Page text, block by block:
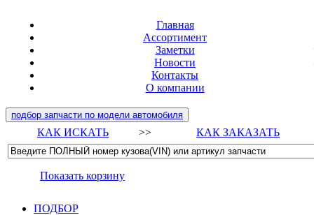
Главная
Ассортимент
Заметки
Новости
Контакты
О компании
подбор запчасти по модели автомобиля
КАК ИСКАТЬ >> КАК ЗАКАЗАТЬ
Показать корзину
ПОДБОР